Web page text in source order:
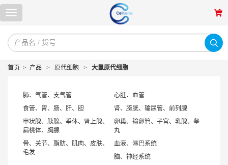
首页 > 产品 > 原代细胞 > 大鼠原代细胞
肺、气管、支气管
心脏、血管
食管、胃、肠、肝、胆
肾、膀胱、输尿管、前列腺
甲状腺、胰腺、垂体、肾上腺、
扁桃体、胸腺
卵巢、输卵管、子宫、乳腺、睾
丸
骨、关节、脂肪、肌肉、皮肤、
毛发
血液、淋巴系统
脑、神经系统